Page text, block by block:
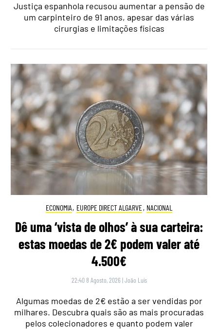
Justiça espanhola recusou aumentar a pensão de
um carpinteiro de 91 anos, apesar das várias
cirurgias e limitações físicas
ECONOMIA, EUROPE DIRECT ALGARVE, NACIONAL
Dê uma ‘vista de olhos’ à sua carteira:
estas moedas de 2€ podem valer até
4.500€
22:40 8 Agosto, 2026 |João Luís
Algumas moedas de 2€ estão a ser vendidas por
milhares. Descubra quais são as mais procuradas
pelos colecionadores e quanto podem valer